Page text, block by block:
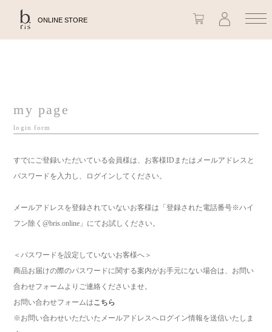
ONLINE STORE
my page
login form
すでにご登録いただいている会員様は、お客様IDまたはメールアドレスと
パスワードを入力し、ログインしてください。
メールアドレスを登録されていないお客様は「登録された電話番号※ハイ
フン除く@bris.online」にてお試しください。
＜パスワードを設定していないお客様へ＞
商品お届けの際のパスワードに関する案内がお手元にない場合は、お問い
合わせフォームよりご連絡くださいませ。
お問い合わせフォームはこちら
※お問い合わせいただいたメールアドレスへログイン情報を送信いたしま